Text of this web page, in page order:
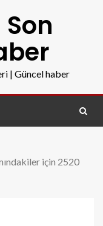
| Güncel haber
için 2520